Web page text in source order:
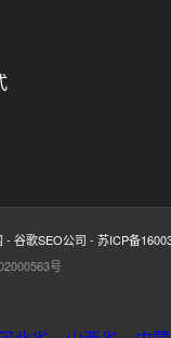
- 谷歌SEO公司 - 苏ICP备
号